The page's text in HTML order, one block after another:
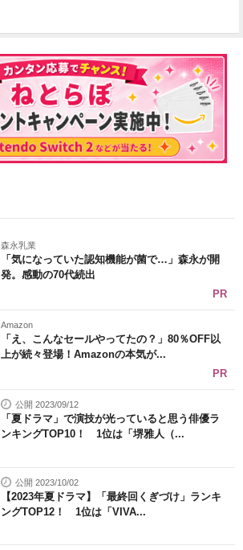
森永乳業
「気になっていた認知機能が菌で…」森永が開
発。感動の70代続出
PR
Amazon
「え、こんなセールやってたの？」80％OFF以
上が続々登場！Amazonの本気が...
PR
公開 2023/09/12
「夏ドラマ」で演技が光っていると思う俳優ラ
ンキングTOP10！ 1位は「堺雅人（...
公開 2023/10/02
【2023年夏ドラマ】「最終回くぎづけ」ランキ
ングTOP12！ 1位は「VIVA...